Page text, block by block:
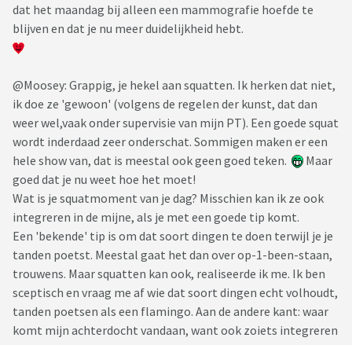
dat het maandag bij alleen een mammografie hoefde te
blijven en dat je nu meer duidelijkheid hebt.
@Moosey: Grappig, je hekel aan squatten. Ik herken dat niet,
ik doe ze 'gewoon' (volgens de regelen der kunst, dat dan
weer wel,vaak onder supervisie van mijn PT). Een goede squat
wordt inderdaad zeer onderschat. Sommigen maken er een
hele show van, dat is meestal ook geen goed teken.
Maar
goed dat je nu weet hoe het moet!
Wat is je squatmoment van je dag? Misschien kan ik ze ook
integreren in de mijne, als je met een goede tip komt.
Een 'bekende' tip is om dat soort dingen te doen terwijl je je
tanden poetst. Meestal gaat het dan over op-1-been-staan,
trouwens. Maar squatten kan ook, realiseerde ik me. Ik ben
sceptisch en vraag me af wie dat soort dingen echt volhoudt,
tanden poetsen als een flamingo. Aan de andere kant: waar
komt mijn achterdocht vandaan, want ook zoiets integreren